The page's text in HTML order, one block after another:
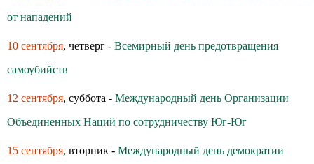
от нападений
10 сентября, четверг - Всемирный день предотвращения
самоубийств
12 сентября, суббота - Международный день Организации
Объединенных Наций по сотрудничеству Юг-Юг
15 сентября, вторник - Международный день демократии